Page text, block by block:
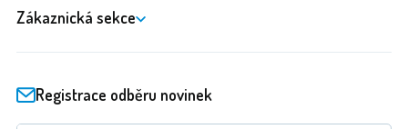
Zákaznická sekce
Registrace odběru novinek